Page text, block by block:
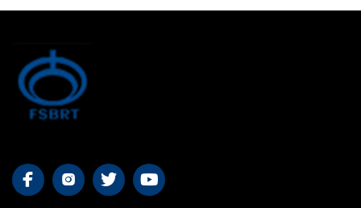
   